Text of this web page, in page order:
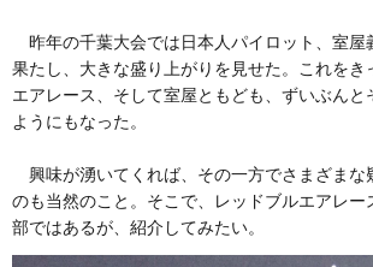
昨年の千葉大会では日本人パイロット、室屋
果たし、大きな盛り上がりを見せた。これをき
エアレース、そして室屋ともども、ずいぶんと
ようにもなった。
興味が湧いてくれば、その一方でさまざまな
のも当然のこと。そこで、レッドブルエアレー
部ではあるが、紹介してみたい。